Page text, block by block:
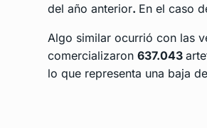
del año anterior. En el caso
Algo similar ocurrió con las
comercializaron 637.043
lo que representa una baja